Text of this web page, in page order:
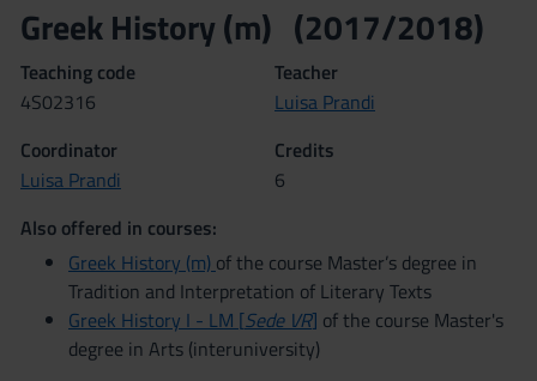
Greek History (m) (2017/2018)
Teaching code
4S02316
Teacher
Luisa Prandi
Coordinator
Luisa Prandi
Credits
6
Also offered in courses:
Greek History (m) of the course Master’s degree in
Tradition and Interpretation of Literary Texts
Greek History I - LM [Sede VR] of the course Master's
degree in Arts (interuniversity)